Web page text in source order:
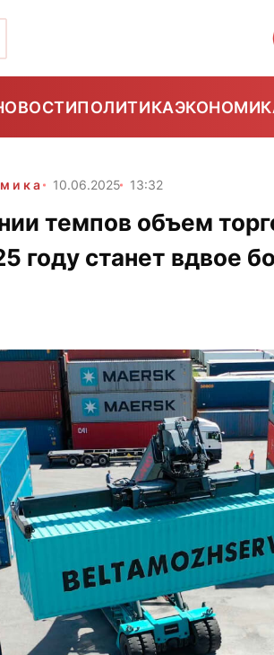
ПОЛИТИКА
10.06.2025 13:32
темпов объем
году станет вдвое